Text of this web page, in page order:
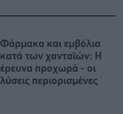
Φάρμακα και εμβόλια
κατά των χανταϊών: Η
έρευνα προχωρά - οι
λύσεις περιορισμένες